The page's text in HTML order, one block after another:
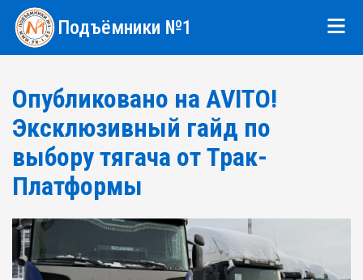
Подъёмники №1
Опубликовано на AVITO!
Эксклюзивный гайд по
выбору тягача от Трак-
Платформы